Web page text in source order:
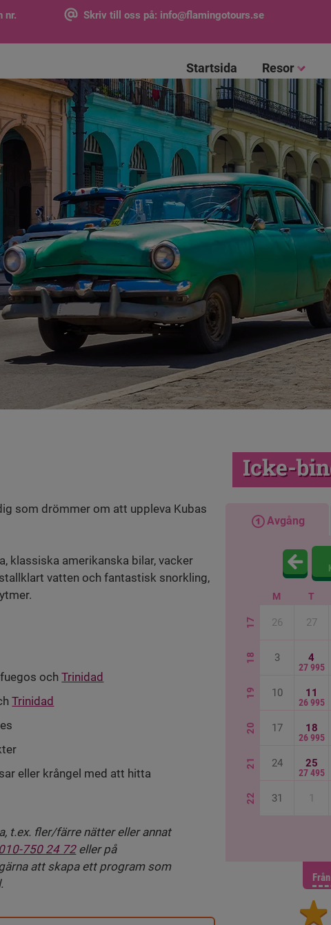
nr.
Skriv till oss på: info@flamingotours.se
Startsida Resor
som drömmer om att uppleva Kubas
klassiska amerikanska bilar, vacker
vatten och fantastisk snorkling,
ochTrinidad
Trinidad
eller krångel med att hitta
t.ex. fler/färre nätter eller annat
010-750 24 72eller på
att skapa ett program som
Icke-
Avgång
M T
17
18
19
20
21
22
26 27
3 4
27 995
10 11
26 995
17 18
26 995
24 25
27 495
31 1
Från